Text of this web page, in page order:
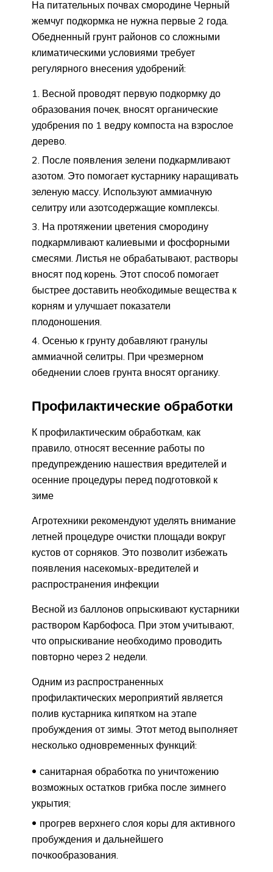
На питательных почвах смородине Черный
жемчуг подкормка не нужна первые 2 года.
Обедненный грунт районов со сложными
климатическими условиями требует
регулярного внесения удобрений:
Весной проводят первую подкормку до
образования почек, вносят органические
удобрения по 1 ведру компоста на взрослое
дерево.
После появления зелени подкармливают
азотом. Это помогает кустарнику наращивать
зеленую массу. Используют аммиачную
селитру или азотсодержащие комплексы.
На протяжении цветения смородину
подкармливают калиевыми и фосфорными
смесями. Листья не обрабатывают, растворы
вносят под корень. Этот способ помогает
быстрее доставить необходимые вещества к
корням и улучшает показатели
плодоношения.
Осенью к грунту добавляют гранулы
аммиачной селитры. При чрезмерном
обеднении слоев грунта вносят органику.
Профилактические обработки
К профилактическим обработкам, как
правило, относят весенние работы по
предупреждению нашествия вредителей и
осенние процедуры перед подготовкой к
зиме
Агротехники рекомендуют уделять внимание
летней процедуре очистки площади вокруг
кустов от сорняков. Это позволит избежать
появления насекомых-вредителей и
распространения инфекции
Весной из баллонов опрыскивают кустарники
раствором Карбофоса. При этом учитывают,
что опрыскивание необходимо проводить
повторно через 2 недели.
Одним из распространенных
профилактических мероприятий является
полив кустарника кипятком на этапе
пробуждения от зимы. Этот метод выполняет
несколько одновременных функций:
санитарная обработка по уничтожению
возможных остатков грибка после зимнего
укрытия;
прогрев верхнего слоя коры для активного
пробуждения и дальнейшего
почкообразования.